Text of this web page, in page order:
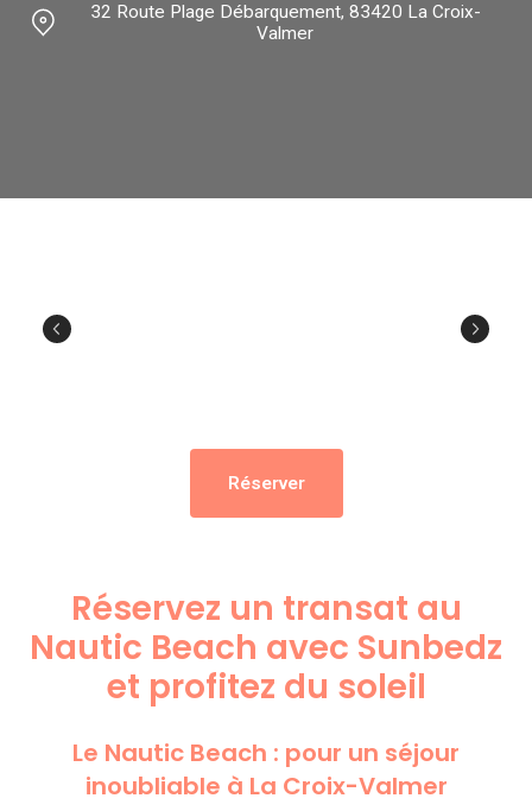
32 Route Plage Débarquement, 83420 La Croix-
Valmer
Réserver
Réservez un transat au
Nautic Beach avec Sunbedz
et profitez du soleil
Le Nautic Beach : pour un séjour
inoubliable à La Croix-Valmer